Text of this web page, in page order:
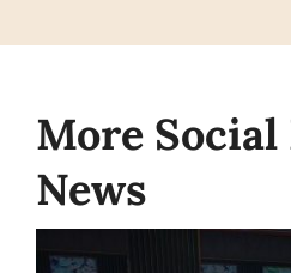
More Social
News